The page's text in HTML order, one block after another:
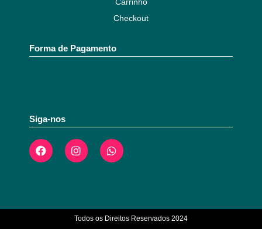
Checkout
Forma de Pagamento
Siga-nos
Todos os Direitos Reservados 2024